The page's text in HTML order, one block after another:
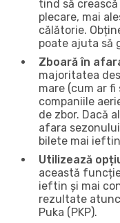
tind să
plecare, mai
călătorie.
poate ajuta să
Zboară în
majoritatea
mare (cum ar fi
companiile
de zbor. Dacă
afara
bilete mai
Utilizează
această
ieftin și mai
rezultate
Puka (PKP).